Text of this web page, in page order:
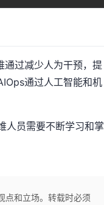
通过减少人为干预，提
通过人工智能和机
人员需要不断学习和掌
点和立场。转载时必须